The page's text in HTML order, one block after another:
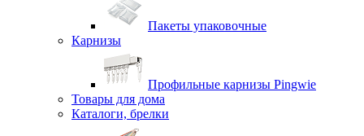
Пакеты упаковочные
Карнизы
Профильные карнизы Pingwie
Товары для дома
Каталоги, брелки